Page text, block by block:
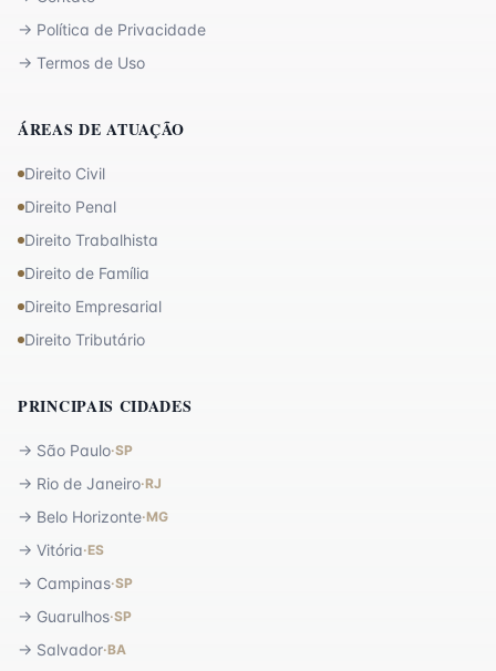
→ Política de Privacidade
→ Termos de Uso
ÁREAS DE ATUAÇÃO
Direito Civil
Direito Penal
Direito Trabalhista
Direito de Família
Direito Empresarial
Direito Tributário
PRINCIPAIS CIDADES
→ São Paulo·SP
→ Rio de Janeiro·RJ
→ Belo Horizonte·MG
→ Vitória·ES
→ Campinas·SP
→ Guarulhos·SP
→ Salvador·BA